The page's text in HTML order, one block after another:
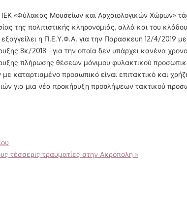
«Φύλακας Μουσείων και Αρχαιολογικών Χώρων»
της πολιτιστικής κληρονομιάς, αλλά και του
εξαγγείλει η Π.Ε.Υ.Φ.Α. για την Παρασκευή 12/4/
8κ/2018 –για την οποία δεν υπάρχει κανένα
πλήρωσης θέσεων μόνιμου φυλακτικού
καταρτισμένο προσωπικό είναι επιτακτικό και
για μια νέα προκήρυξη προσλήψεων τακτικού
τέσσερις τραυματίες στην Ακρόπολη »